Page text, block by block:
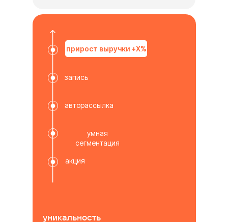
уникальность
акция
умная
сегментация
авторассылка
запись
прирост выручки +X%